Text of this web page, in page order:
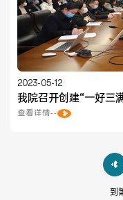
2023-05-12
我院召开创建“一好三
查看详情
到